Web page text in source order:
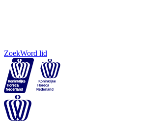
ZoekWord lid